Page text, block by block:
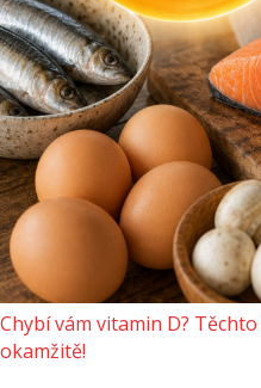
Chybí vám vitamin D?
okamžitě!